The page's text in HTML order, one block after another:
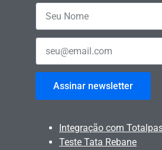
Assinar newsletter
Integração com
Teste Tata Rebane